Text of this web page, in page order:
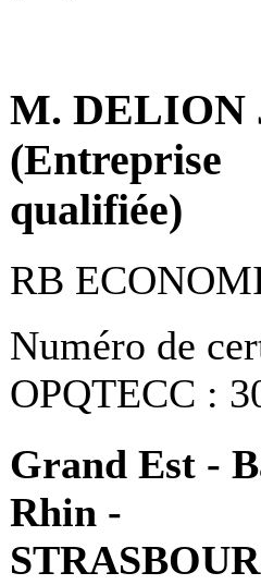
M. DELION
(Entreprise
qualifiée)
RB
Numéro de
OPQTECC :
Grand Est -
Rhin -